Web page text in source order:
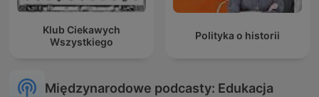
Klub Ciekawych
Wszystkiego
Polityka o historii
Międzynarodowe podcasty: Edukacja